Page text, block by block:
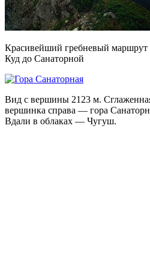
Красивейший гребневый маршрут
Куд до Санаторной
Вид с вершины 2123 м.
вершинка справа — гора
Вдали в облаках — Чугуш.